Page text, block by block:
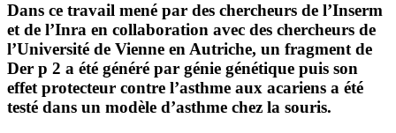
Dans ce travail mené par des chercheurs de l’Inserm
et de l’Inra en collaboration avec des chercheurs de
l’Université de Vienne en Autriche, un fragment de
Der p 2 a été généré par génie génétique puis son
effet protecteur contre l’asthme aux acariens a été
testé dans un modèle d’asthme chez la souris.